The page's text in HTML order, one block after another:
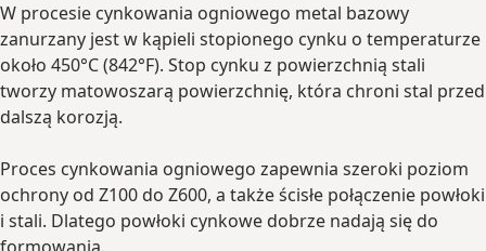
W procesie cynkowania ogniowego metal bazowy
zanurzany jest w kąpieli stopionego cynku o temperaturze
około 450°C (842°F). Stop cynku z powierzchnią stali
tworzy matowoszarą powierzchnię, która chroni stal przed
dalszą korozją.
Proces cynkowania ogniowego zapewnia szeroki poziom
ochrony od Z100 do Z600, a także ścisłe połączenie powłoki
i stali. Dlatego powłoki cynkowe dobrze nadają się do